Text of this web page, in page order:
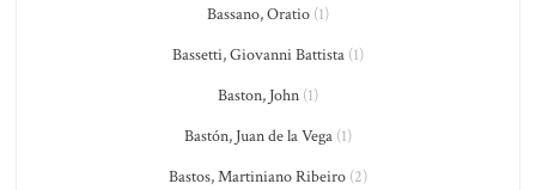
Bassano, Oratio (1)
Bassetti, Giovanni Battista (1)
Baston, John (1)
Bastón, Juan de la Vega (1)
Bastos, Martiniano Ribeiro (2)